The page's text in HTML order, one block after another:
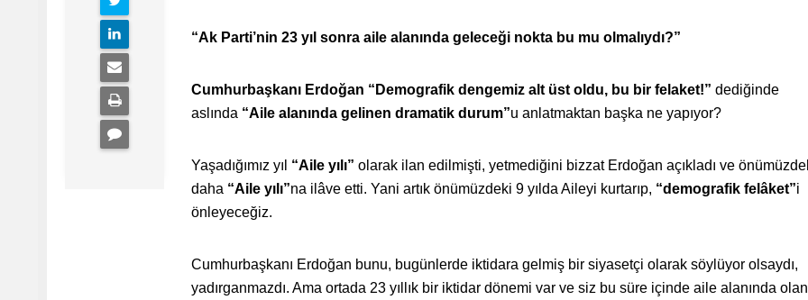
“Ak Parti’nin 23 yıl sonra aile alanında geleceği nokta bu mu olmalıydı?”
Cumhurbaşkanı Erdoğan “Demografik dengemiz alt üst oldu, bu bir felaket!” dediğinde
aslında “Aile alanında gelinen dramatik durum”u anlatmaktan başka ne yapıyor?
Yaşadığımız yıl “Aile yılı” olarak ilan edilmişti, yetmediğini bizzat Erdoğan açıkladı ve
daha “Aile yılı”na ilâve etti. Yani artık önümüzdeki 9 yılda Aileyi kurtarıp, “demografik felâket”i
önleyeceğiz.
Cumhurbaşkanı Erdoğan bunu, bugünlerde iktidara gelmiş bir siyasetçi olarak söylüyor olsaydı,
yadırganmazdı. Ama ortada 23 yıllık bir iktidar dönemi var ve siz bu süre içinde aile alanında olan